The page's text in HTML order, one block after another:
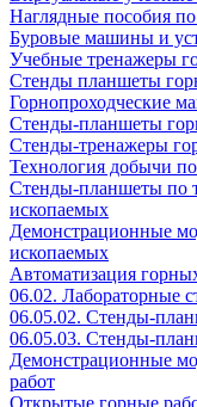
Наглядные пособия
Буровые машины и
Учебные тренажеры
Стенды планшеты
Горнопроходческие
Стенды-планшеты
Стенды-тренажеры
Технология добычи
Стенды-планшеты по
ископаемых
Демонстрационные
ископаемых
Автоматизация
06.02. Лабораторные
06.05.02. Стенды-
06.05.03. Стенды-
Демонстрационные
работ
Открытые горные